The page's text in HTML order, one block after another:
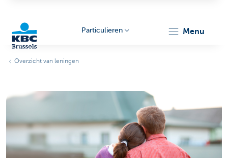
KBC
Brussels
Particulieren menu
Overzicht van leningen